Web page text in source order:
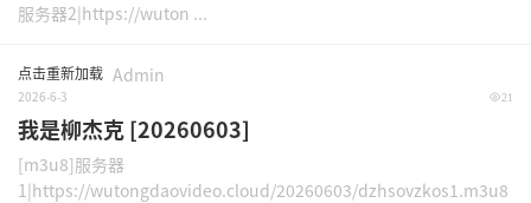
服务器2|https://wuton ...
点击重新加载 Admin
2026-6-3 21
我是柳杰克 [20260603]
[m3u8]服务器
1|https://wutongdaovideo.cloud/20260603/dzhsovzkos1.m3u8